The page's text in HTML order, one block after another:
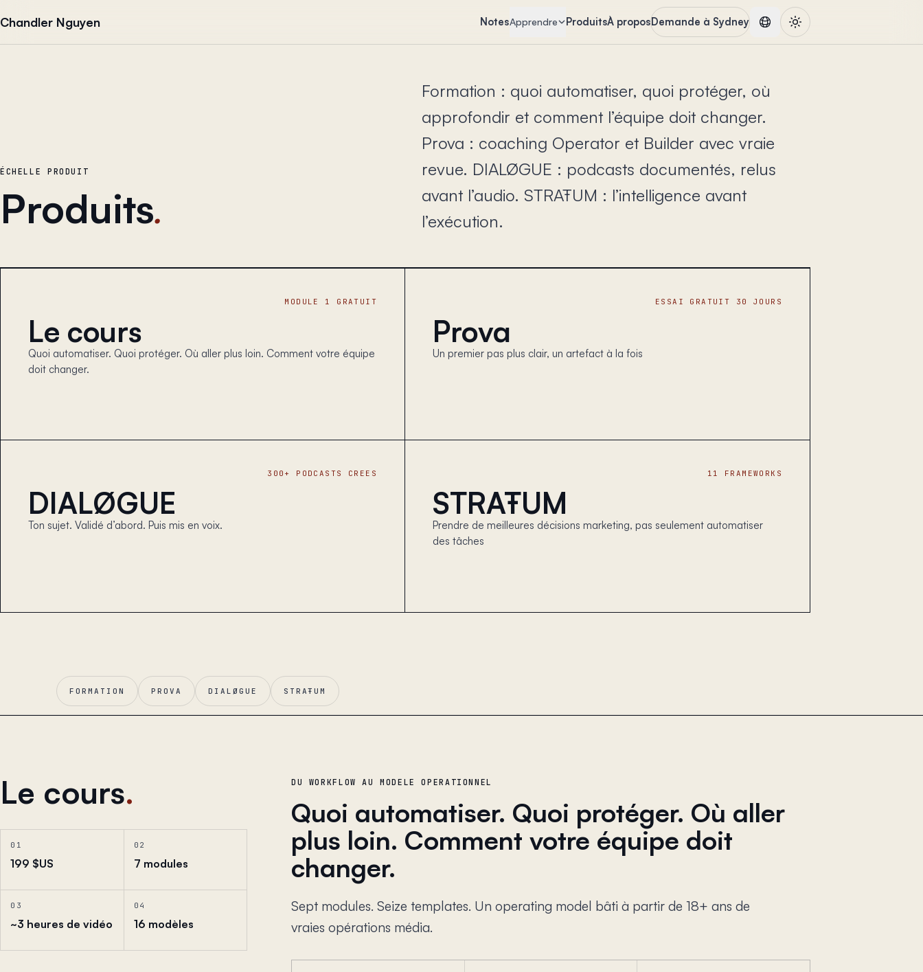
Chandler Nguyen NotesApprendre ProduitsÀ proposDemande à Sydney
ÉCHELLE PRODUIT
Produits.
Formation : quoi automatiser, quoi protéger, où
approfondir et comment l’équipe doit changer.
Prova : coaching Operator et Builder avec vraie
revue. DIALØGUE : podcasts documentés, relus
avant l’audio. STRAŦUM : l’intelligence avant
l’exécution.
MODULE 1 GRATUIT
Le cours
Quoi automatiser. Quoi protéger. Où aller plus loin. Comment votre équipe
doit changer.
ESSAI GRATUIT 30 JOURS
Prova
Un premier pas plus clair, un artefact à la fois
300+ PODCASTS CREES
DIALØGUE
Ton sujet. Validé d’abord. Puis mis en voix.
11 FRAMEWORKS
STRAŦUM
Prendre de meilleures décisions marketing, pas seulement automatiser
des tâches
FORMATION PROVA DIALØGUE STRAŦUM
Le cours.
01
199 $US
02
7 modules
03
~3 heures de vidéo
04
16 modèles
DU WORKFLOW AU MODELE OPERATIONNEL
Quoi automatiser. Quoi protéger. Où aller
plus loin. Comment votre équipe doit
changer.
Sept modules. Seize templates. Un operating model bâti à partir de 18+ ans de
vraies opérations média.